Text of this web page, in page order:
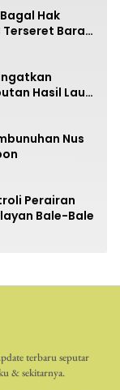
Hak
Terseret Bara
Hasil Laut
Nus
Perairan
Bale-Bale
terbaru seputar
& sekitarnya.